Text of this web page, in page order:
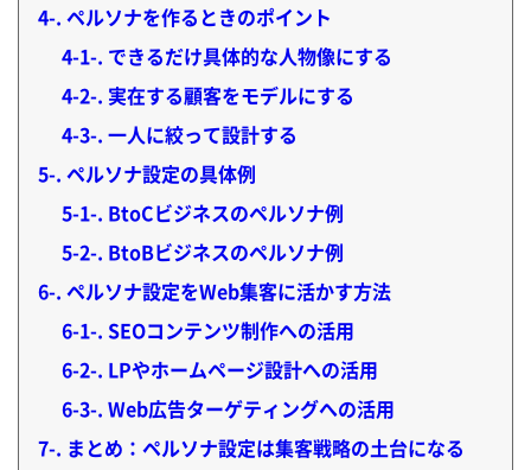
4- ペルソナを作るときのポイント
4-1- できるだけ具体的な人物像にする
4-2- 実在する顧客をモデルにする
4-3- 一人に絞って設計する
5- ペルソナ設定の具体例
5-1- BtoCビジネスのペルソナ例
5-2- BtoBビジネスのペルソナ例
6- ペルソナ設定をWeb集客に活かす方法
6-1- SEOコンテンツ制作への活用
6-2- LPやホームページ設計への活用
6-3- Web広告ターゲティングへの活用
7- まとめ：ペルソナ設定は集客戦略の土台になる